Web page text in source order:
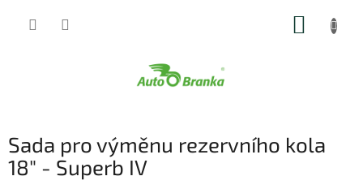
Sada pro výměnu rezervního kola
18" - Superb IV